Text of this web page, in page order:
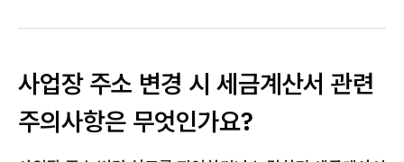
사업장 주소 변경 시 세금계산서 관련
주의사항은 무엇인가요?